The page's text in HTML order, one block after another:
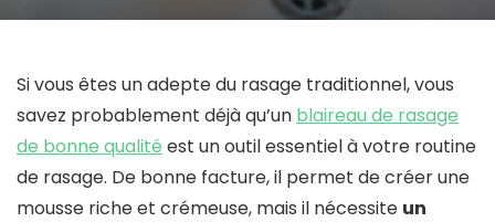
Si vous êtes un adepte du rasage traditionnel, vous
savez probablement déjà qu’un blaireau de rasage
de bonne qualité est un outil essentiel à votre routine
de rasage. De bonne facture, il permet de créer une
mousse riche et crémeuse, mais il nécessite un